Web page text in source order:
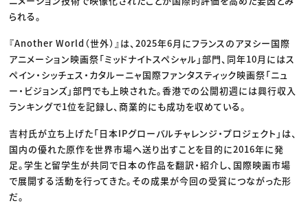
られる。
『Another World（世外）』は、2025年6月にフランスのアヌシー国際
アニメーション映画祭「ミッドナイトスペシャル」部門、同年10月にはス
ペイン・シッチェス・カタルーニャ国際ファンタスティック映画祭「ニュ
ー・ビジョンズ」部門でも上映された。香港での公開初週には興行収入
ランキングで1位を記録し、商業的にも成功を収めている。
吉村氏が立ち上げた「日本IPグローバルチャレンジ・プロジェクト」は、
国内の優れた原作を世界市場へ送り出すことを目的に2016年に発
足。学生と留学生が共同で日本の作品を翻訳・紹介し、国際映画市場
で展開する活動を行ってきた。その成果が今回の受賞につながった形
だ。